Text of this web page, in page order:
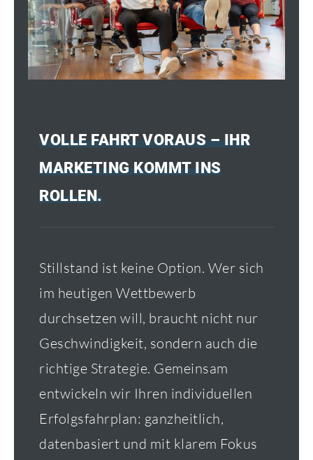
VOLLE FAHRT VORAUS – IHR
MARKETING KOMMT INS
ROLLEN.
Stillstand ist keine Option. Wer sich
im heutigen Wettbewerb
durchsetzen will, braucht nicht nur
Geschwindigkeit, sondern auch die
richtige Strategie. Gemeinsam
entwickeln wir Ihren individuellen
Erfolgsfahrplan: ganzheitlich,
datenbasiert und mit klarem Fokus